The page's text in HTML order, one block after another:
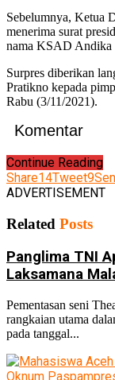
Sebelumnya, Ketua
menerima surat
nama KSAD Andika
Surpres diberikan
Pratikno kepada
Rabu (3/11/2021).
Komentar
Continue Reading
Share14Tweet9
ADVERTISEMENT
Related Posts
Panglima TNI
Laksamana
Pementasan seni
rangkaian utama
pada tanggal...